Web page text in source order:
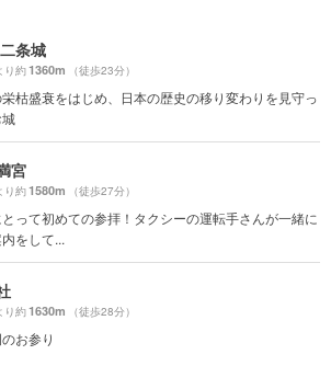
条城
り約1360m （徒歩23分）
枯盛衰をはじめ、日本の歴史の移り変わりを見守っ
宮
り約1580m （徒歩27分）
って初めての参拝！タクシーの運転手さんが一緒に
をして...
り約1630m （徒歩28分）
お参り